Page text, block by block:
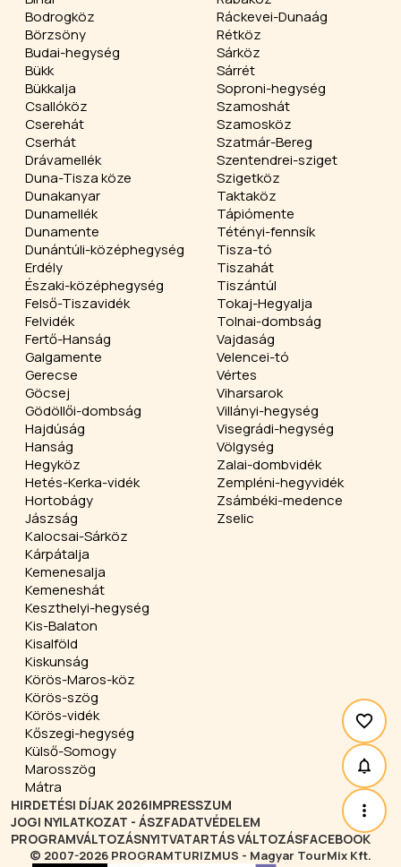
Bodrogköz
Börzsöny
Budai-hegység
Bükk
Bükkalja
Csallóköz
Cserehát
Cserhát
Drávamellék
Duna-Tisza köze
Dunakanyar
Dunamellék
Dunamente
Dunántúli-középhegység
Erdély
Északi-középhegység
Felső-Tiszavidék
Felvidék
Fertő-Hanság
Galgamente
Gerecse
Göcsej
Gödöllői-dombság
Hajdúság
Hanság
Hegyköz
Hetés-Kerka-vidék
Hortobágy
Jászság
Kalocsai-Sárköz
Kárpátalja
Kemenesalja
Kemeneshát
Keszthelyi-hegység
Kis-Balaton
Kisalföld
Kiskunság
Körös-Maros-köz
Körös-szög
Körös-vidék
Kőszegi-hegység
Külső-Somogy
Marosszög
Mátra
Ráckevei-Dunaág
Rétköz
Sárköz
Sárrét
Soproni-hegység
Szamoshát
Szamosköz
Szatmár-Bereg
Szentendrei-sziget
Szigetköz
Taktaköz
Tápiómente
Tétényi-fennsík
Tisza-tó
Tiszahát
Tiszántúl
Tokaj-Hegyalja
Tolnai-dombság
Vajdaság
Velencei-tó
Vértes
Viharsarok
Villányi-hegység
Visegrádi-hegység
Völgység
Zalai-dombvidék
Zempléni-hegyvidék
Zsámbéki-medence
Zselic
HIRDETÉSI DÍJAK 2026IMPRESSZUM
JOGI NYILATKOZAT - ÁSZFADATVÉDELEM
PROGRAMVÁLTOZÁSNYITVATARTÁS VÁLTOZÁSFACEBOOK
© 2007-2026 PROGRAMTURIZMUS - Magyar TourMix Kft.